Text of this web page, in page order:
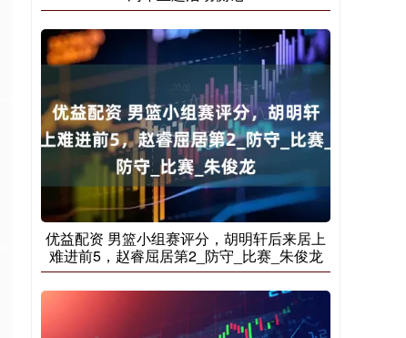
优益配资 男篮小组赛评分，胡明轩后来居上
难进前5，赵睿屈居第2_防守_比赛_朱俊龙